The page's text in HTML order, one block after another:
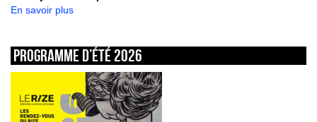
En savoir plus
Programme d’été 2026